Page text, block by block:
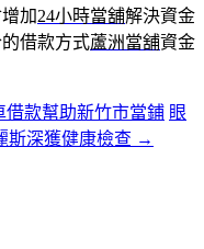
加24小時當舖解決資金
借款方式蘆洲當舖資金
借款幫助新竹市當鋪 眼
斯深獲健康檢查 →